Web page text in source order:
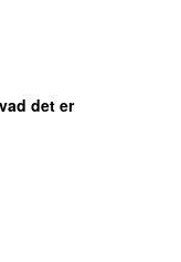
det er